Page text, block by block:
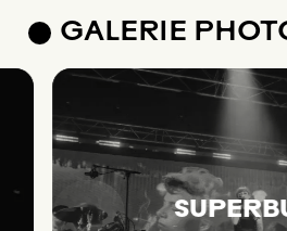
GALERIE